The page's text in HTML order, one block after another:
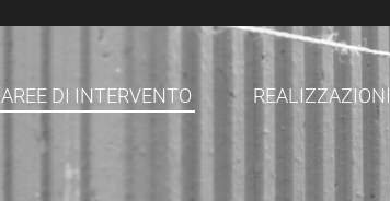
AREE DI INTERVENTO REALIZZAZIONI